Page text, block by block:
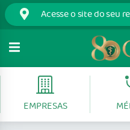
EMPRESAS